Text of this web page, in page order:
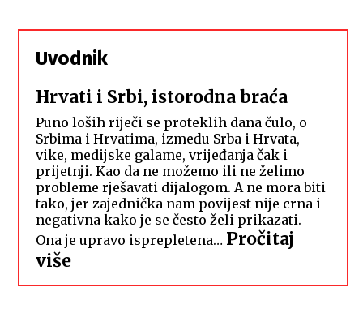
Uvodnik
Hrvati i Srbi, istorodna braća
Puno loših riječi se proteklih dana čulo, o
Srbima i Hrvatima, između Srba i Hrvata,
vike, medijske galame, vrijeđanja čak i
prijetnji. Kao da ne možemo ili ne želimo
probleme rješavati dijalogom. A ne mora biti
tako, jer zajednička nam povijest nije crna i
negativna kako je se često želi prikazati.
Ona je upravo isprepletena… Pročitaj
više:
Hrvati